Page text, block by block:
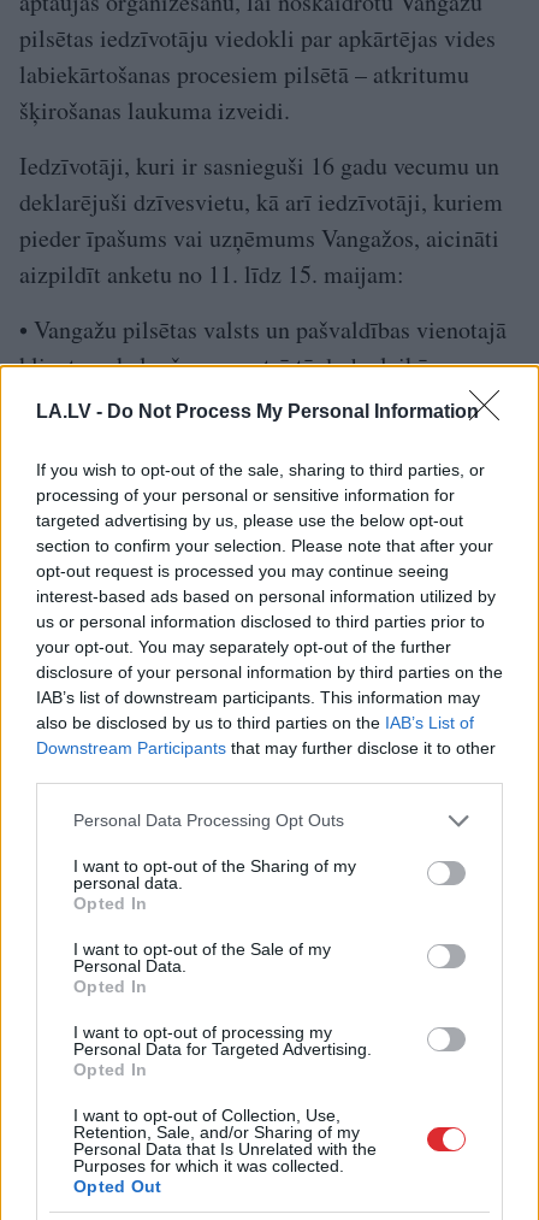
LA.LV - Do Not Process My Personal Information
If you wish to opt-out of the sale, sharing to third parties, or
processing of your personal or sensitive information for
targeted advertising by us, please use the below opt-out
section to confirm your selection. Please note that after your
opt-out request is processed you may continue seeing
interest-based ads based on personal information utilized by
us or personal information disclosed to third parties prior to
your opt-out. You may separately opt-out of the further
disclosure of your personal information by third parties on the
IAB’s list of downstream participants. This information may
also be disclosed by us to third parties on the IAB’s List of
Downstream Participants that may further disclose it to other
Please note that this website/app uses one or more Google
not limited to your visit or usage behaviour. You may click to
grant or deny consent to Google and its third-party tags to
use your data for below specified purposes in below Google
consent section.
Personal Data Processing Opt Outs
I want to opt-out of the Sharing of my
personal data.
Opted In
I want to opt-out of the Sale of my
Personal Data.
Opted In
I want to opt-out of processing my
Personal Data for Targeted Advertising.
Opted In
I want to opt-out of Collection, Use,
Retention, Sale, and/or Sharing of my
Personal Data that Is Unrelated with the
Purposes for which it was collected.
Opted Out
pilsētas iedzīvotāju viedokli par apkārtējas vides
labiekārtošanas procesiem pilsētā – atkritumu
šķirošanas laukuma izveidi.
Iedzīvotāji, kuri ir sasnieguši 16 gadu vecumu un
deklarējuši dzīvesvietu, kā arī iedzīvotāji, kuriem
pieder īpašums vai uzņēmums Vangažos, aicināti
aizpildīt anketu no 11. līdz 15. maijam:
• Vangažu pilsētas valsts un pašvaldības vienotajā
klientu apkalpošanas centrā tā darba laikā;
• pašvaldības mobilajā lietotnē “Ropažu novads”
Gadījumā, ja Vangažu pilsētas iedzīvotāji
balsojumā noraidīs laukuma izveidi Priežu ielā 1B,
projekta īstenošana tiks realizēta citā Ropažu
novada pagastā.
Varbūt arī Tavā apkaimē notiek kas neloģisks,
kur žurnālistu iesaiste varētu noderēt? Esmu
Tavā rīcībā, raksti uzLinda.Tunte@la.lv!
ZIŅO!
Ja arī Tu vēlies padalīties ar savu
TĒMAS
atkritumu šķirošana Raksta redaktors Ropažu novads